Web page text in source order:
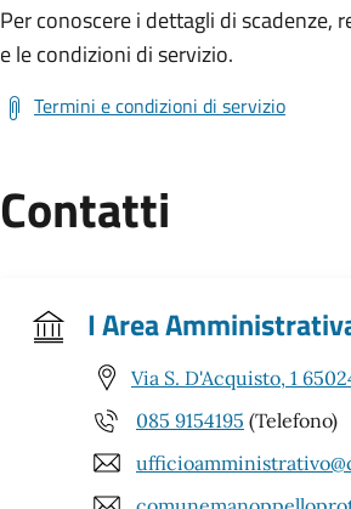
Per conoscere i dettagli di
e le condizioni di servizio.
Termini e condizioni di servizio
Contatti
I Area
Via S. D'Acquisto, 1
085 9154195 (Telefono)